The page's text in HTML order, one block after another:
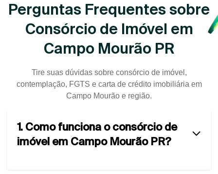
Perguntas Frequentes sobre
Consórcio de Imóvel em
Campo Mourão PR
Tire suas dúvidas sobre consórcio de imóvel,
contemplação, FGTS e carta de crédito imobiliária em
Campo Mourão e região.
1. Como funciona o consórcio de
imóvel em Campo Mourão PR?